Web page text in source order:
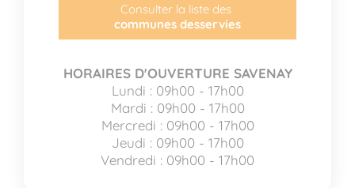
Consulter la liste des
communes desservies
HORAIRES D'OUVERTURE SAVENAY
Lundi : 09h00 - 17h00
Mardi : 09h00 - 17h00
Mercredi : 09h00 - 17h00
Jeudi : 09h00 - 17h00
Vendredi : 09h00 - 17h00